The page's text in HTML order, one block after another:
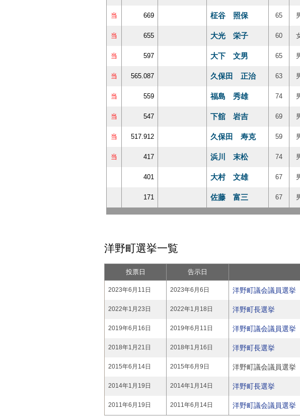
当 669 柾谷 照保 65
当 655 大光 栄子 60
当 597 大下 文男 65
当 565.087 久保田 正治 63
当 559 福島 秀雄 74
当 547 下舘 岩吉 69
当 517.912 久保田 寿克 59
当 417 浜川 末松 74
401 大村 文雄 67
171 佐藤 富三 67
洋野町選挙一覧
投票日 告示日
2023年6月11日 2023年6月6日 洋野町議会議員選挙
2022年1月23日 2022年1月18日 洋野町長選挙
2019年6月16日 2019年6月11日 洋野町議会議員選挙
2018年1月21日 2018年1月16日 洋野町長選挙
2015年6月14日 2015年6月9日 洋野町議会議員選挙
2014年1月19日 2014年1月14日 洋野町長選挙
2011年6月19日 2011年6月14日 洋野町議会議員選挙